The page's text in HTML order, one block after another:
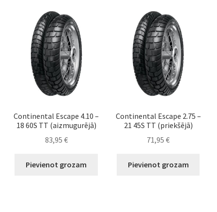
Continental Escape 4.10 –
18 60S TT (aizmugurējā)
83,95 €
Pievienot grozam
Continental Escape 2.75 –
21 45S TT (priekšējā)
71,95€
Pievienot grozam